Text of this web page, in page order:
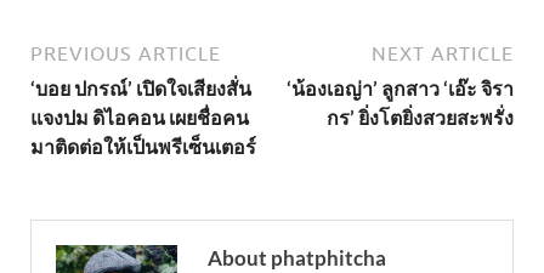
PREVIOUS ARTICLE
‘บอย ปกรณ์’ เปิดใจเสียงสั่น
แจงปม ดิไอคอน เผยชื่อคน
มาติดต่อให้เป็นพรีเซ็นเตอร์
NEXT ARTICLE
‘น้องเอญ่า’ ลูกสาว ‘เอ๊ะ จิรา
กร’ ยิ่งโตยิ่งสวยสะพรั่ง
About phatphitcha